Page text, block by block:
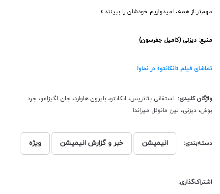
مهم‌تر از همه، امیدواریم خودشان را ببینند.»
منبع: دیزنی (کامیل جفرسون)
تماشای فیلم «انکانتو» در نماوا
واژگان کلیدی: استفانی بئاتریس، انکانتو، بایرون هاوارد، جان لگیزامو، جرد
بوش، دیزنی، لین مانوئل میراندا
دسته‌بندی: انیمیشن خبر و گزارش انیمیشن ویژه
اشتراک‌گذاری: